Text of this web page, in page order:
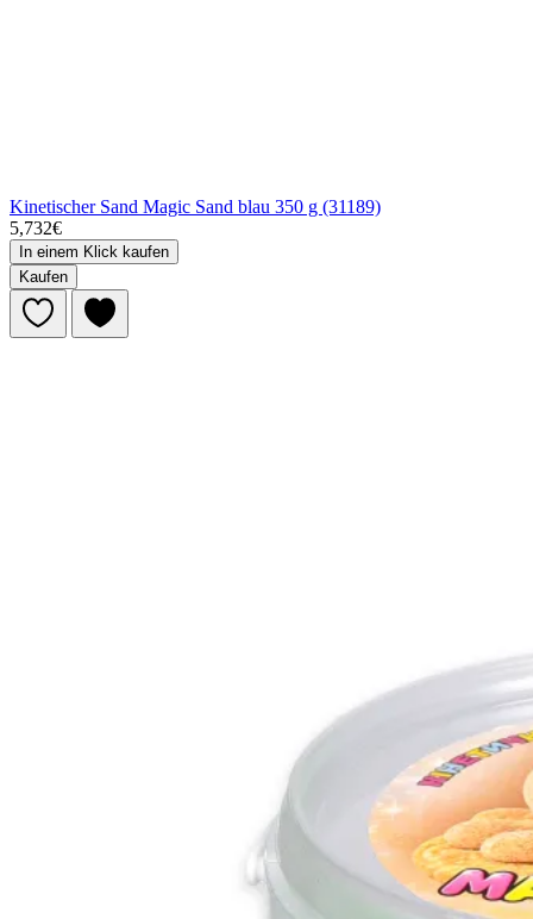
Kinetischer Sand Magic Sand blau 350 g (31189)
5,732€
In einem Klick kaufen
Kaufen